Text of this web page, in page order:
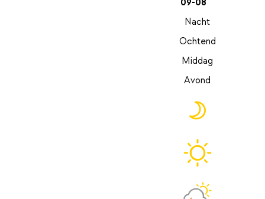
09-08
Nacht
Ochtend
Middag
Avond